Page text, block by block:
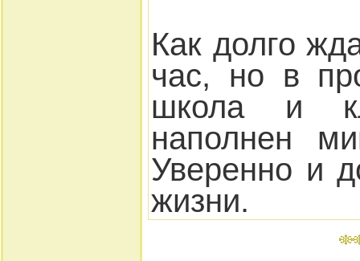
Как долго
час, но в
школа и
наполнен
Уверенно и
жизни.